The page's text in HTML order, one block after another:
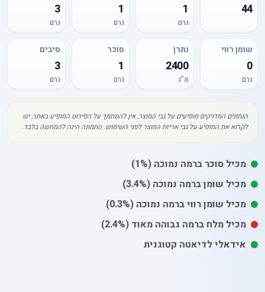
44
1
גרם
1
גרם
3
גרם
שומן רווי
0
גרם
נתרן
2400
מ"ג
סוכר
1
גרם
סיבים
3
גרם
הנתונים המדויקים מופיעים על גבי המוצר, אין להסתמך על הפירוט המופיע באתר, יש
לקרוא את המופיע על גבי אריזת המוצר לפני השימוש. התמונה הינה להמחשה בלבד.
מכיל סוכר ברמה נמוכה (1%)
מכיל שומןברמה נמוכה (3.4%)
מכיל שומן רוויברמה נמוכה (0.3%)
מכיל מלח ברמה גבוהה מאוד (2.4%)
אידאלי לדיאטה קטוגנית